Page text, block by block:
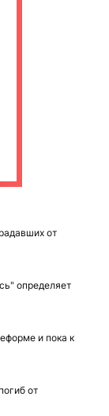
от
определяет
и пока к
от